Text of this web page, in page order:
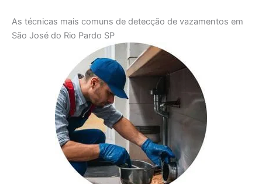
As técnicas mais comuns de detecção de vazamentos em
São José do Rio Pardo SP